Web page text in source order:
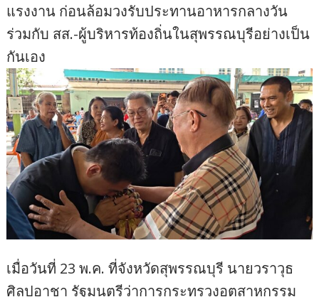
แรงงาน ก่อนล้อมวงรับประทานอาหารกลางวัน
ร่วมกับ สส.-ผู้บริหารท้องถิ่นในสุพรรณบุรีอย่างเป็น
กันเอง
เมื่อวันที่ 23 พ.ค. ที่จังหวัดสุพรรณบุรี นายวราวุธ
ศิลปอาชา รัฐมนตรีว่าการกระทรวงอุตสาหกรรม